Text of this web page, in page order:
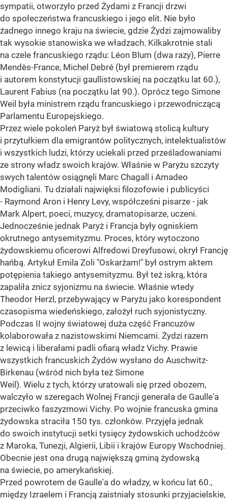
sympatii, otworzyło przed Żydami z Francji drzwi
do społeczeństwa francuskiego i jego elit. Nie było
żadnego innego kraju na świecie, gdzie Żydzi zajmowaliby
tak wysokie stanowiska we władzach. Kilkakrotnie stali
na czele francuskiego rządu: Léon Blum (dwa razy), Pierre
Mendès-France, Michel Debré (był premierem rządu
i autorem konstytucji gaullistowskiej na początku lat 60.),
Laurent Fabius (na początku lat 90.). Oprócz tego Simone
Weil była ministrem rządu francuskiego i przewodniczącą
Parlamentu Europejskiego.
Przez wiele pokoleń Paryż był światową stolicą kultury
i przytułkiem dla emigrantów politycznych, intelektualistów
i wszystkich ludzi, którzy uciekali przed prześladowaniami
ze strony władz swoich krajów. Właśnie w Paryżu szczyty
swych talentów osiągnęli Marc Chagall i Amadeo
Modigliani. Tu działali najwięksi filozofowie i publicyści
- Raymond Aron i Henry Levy, współcześni pisarze - jak
Mark Alpert, poeci, muzycy, dramatopisarze, uczeni.
Jednocześnie jednak Paryż i Francja były ogniskiem
okrutnego antysemityzmu. Proces, który wytoczono
żydowskiemu oficerowi Alfredowi Dreyfusowi, okrył Francję
hańbą. Artykuł Emila Zoli "Oskarżam!" był ostrym aktem
potępienia takiego antysemityzmu. Był też iskrą, która
zapaliła znicz syjonizmu na świecie. Właśnie wtedy
Theodor Herzl, przebywający w Paryżu jako korespondent
czasopisma wiedeńskiego, założył ruch syjonistyczny.
Podczas II wojny światowej duża część Francuzów
kolaborowała z nazistowskimi Niemcami. Żydzi razem
z lewicą i liberałami padli ofiarą władz Vichy. Prawie
wszystkich francuskich Żydów wysłano do Auschwitz-
Birkenau (wśród nich była też Simone
Weil). Wielu z tych, którzy uratowali się przed obozem,
walczyło w szeregach Wolnej Francji generała de Gaulle'a
przeciwko faszyzmowi Vichy. Po wojnie francuska gmina
żydowska straciła 150 tys. członków. Przyjęła jednak
do swoich instytucji setki tysięcy żydowskich uchodźców
z Maroka, Tunezji, Algierii, Libii i krajów Europy Wschodniej.
Obecnie jest ona drugą największą gminą żydowską
na świecie, po amerykańskiej.
Przed powrotem de Gaulle'a do władzy, w końcu lat 60.,
między Izraelem i Francją zaistniały stosunki przyjacielskie,